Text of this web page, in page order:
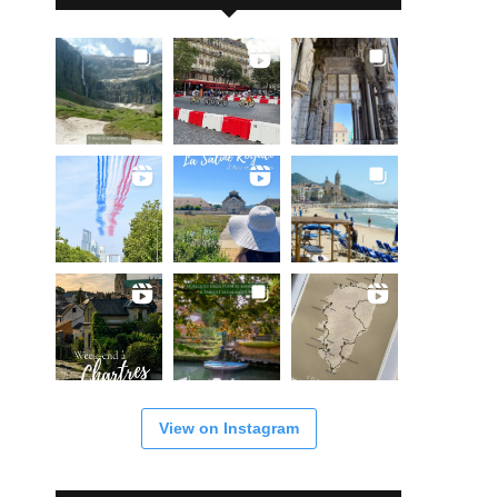
View on Instagram